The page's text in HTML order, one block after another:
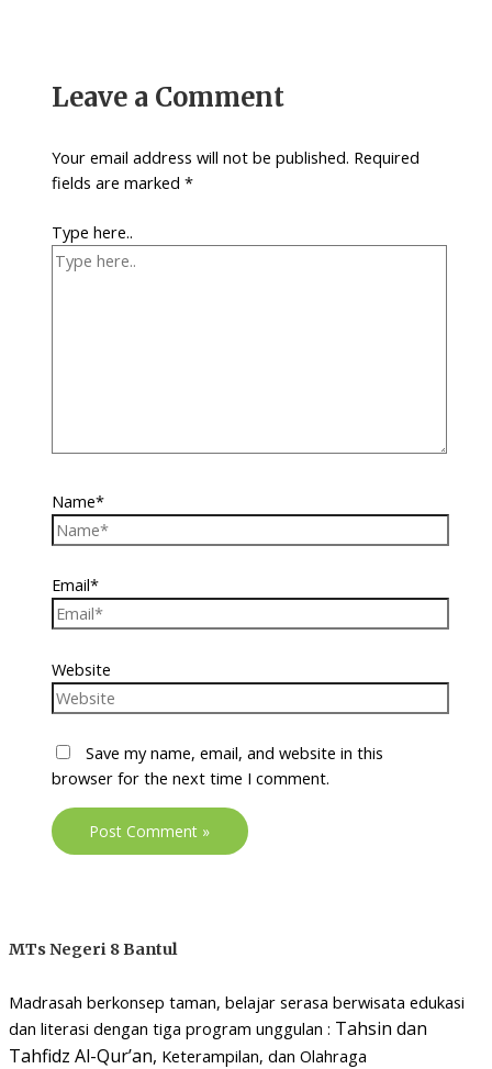
Leave a Comment
Your email address will not be published. Required
fields are marked*
Type here..
Name*
Email*
Website
Save my name, email, and website in this
browser for the next time I comment.
MTs Negeri 8 Bantul
Madrasah berkonsep taman, belajar serasa berwisata edukasi
dan literasi dengan tiga program unggulan : Tahsin dan
Tahfidz Al-Qur’an, Keterampilan, dan Olahraga